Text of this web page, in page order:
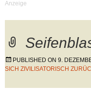
PUBLISHED ON 9.
SICH ZIVILISATORISCH